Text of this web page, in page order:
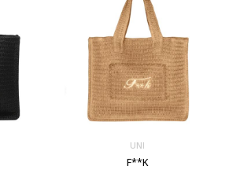
UNI
F**K